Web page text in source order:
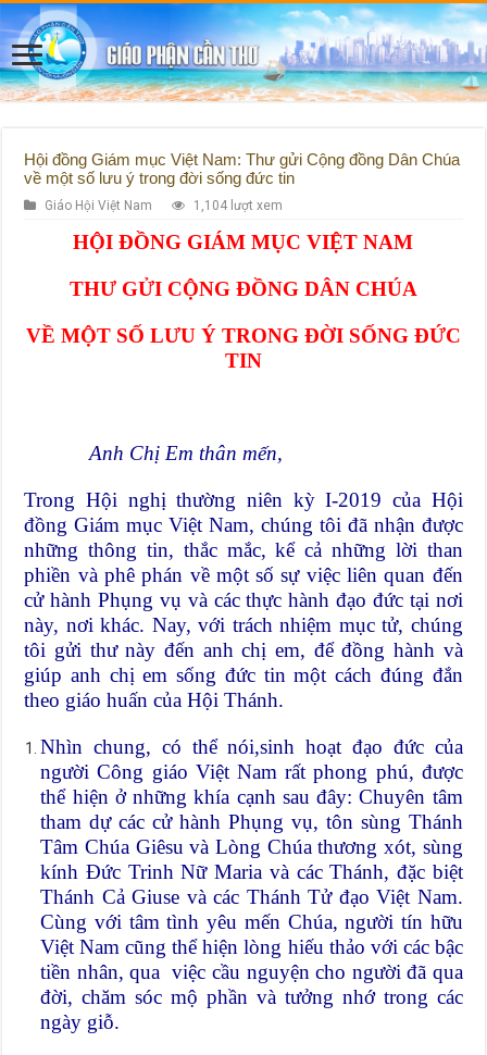
Hội đồng Giám mục Việt Nam: Thư gửi Cộng đồng Dân Chúa
về một số lưu ý trong đời sống đức tin
Giáo Hội Việt Nam 1,104 lượt xem
HỘI ĐỒNG GIÁM MỤC VIỆT NAM
THƯ GỬI CỘNG ĐỒNG DÂN CHÚA
VỀ MỘT SỐ LƯU Ý TRONG ĐỜI SỐNG ĐỨC
TIN
Anh Chị Em thân mến,
Trong Hội nghị thường niên kỳ I-2019 của Hội
đồng Giám mục Việt Nam, chúng tôi đã nhận được
những thông tin, thắc mắc, kể cả những lời than
phiền và phê phán về một số sự việc liên quan đến
cử hành Phụng vụ và các thực hành đạo đức tại nơi
này, nơi khác. Nay, với trách nhiệm mục tử, chúng
tôi gửi thư này đến anh chị em, để đồng hành và
giúp anh chị em sống đức tin một cách đúng đắn
theo giáo huấn của Hội Thánh.
Nhìn chung, có thể nói,sinh hoạt đạo đức của
người Công giáo Việt Nam rất phong phú, được
thể hiện ở những khía cạnh sau đây: Chuyên tâm
tham dự các cử hành Phụng vụ, tôn sùng Thánh
Tâm Chúa Giêsu và Lòng Chúa thương xót, sùng
kính Đức Trinh Nữ Maria và các Thánh, đặc biệt
Thánh Cả Giuse và các Thánh Tử đạo Việt Nam.
Cùng với tâm tình yêu mến Chúa, người tín hữu
Việt Nam cũng thể hiện lòng hiếu thảo với các bậc
tiền nhân, qua việc cầu nguyện cho người đã qua
đời, chăm sóc mộ phần và tưởng nhớ trong các
ngày giỗ.